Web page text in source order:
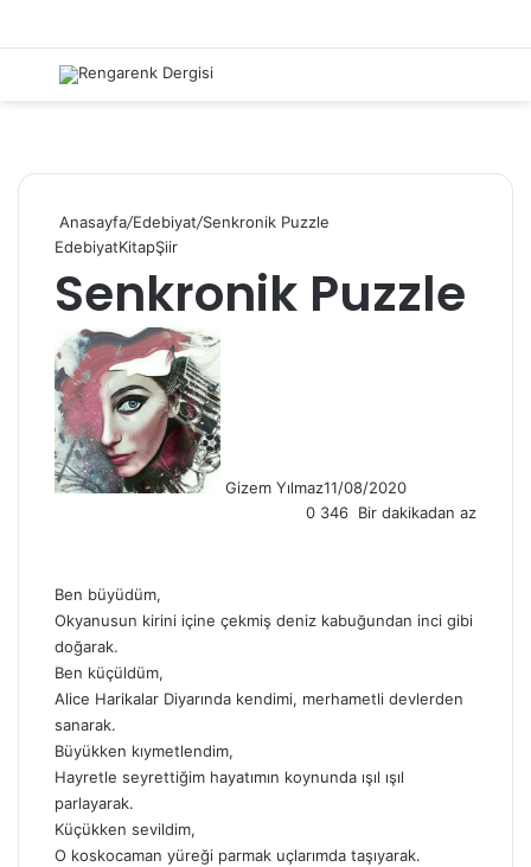
Menü
Anasayfa/Edebiyat/Senkronik Puzzle
EdebiyatKitapŞiir
Senkronik Puzzle
Gizem Yılmaz11/08/2020
0 346 Bir dakikadan az
Ben büyüdüm,
Okyanusun kirini içine çekmiş deniz kabuğundan inci gibi
doğarak.
Ben küçüldüm,
Alice Harikalar Diyarında kendimi, merhametli devlerden
sanarak.
Büyükken kıymetlendim,
Hayretle seyrettiğim hayatımın koynunda ışıl ışıl
parlayarak.
Küçükken sevildim,
O koskocaman yüreği parmak uçlarımda taşıyarak.